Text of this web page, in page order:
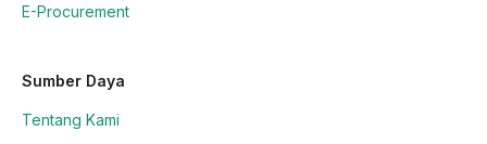
E-Procurement
Sumber Daya
Tentang Kami